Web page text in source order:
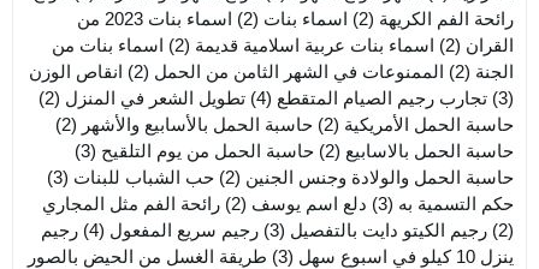
رائحة الفم الكريهة (2) اسماء بنات (2)
اسماء بنات 2023 من
القران (2) اسماء بنات عربية اسلامية قديمة (2)
اسماء بنات من
الجنة (2) الممنوعات في الشهر الثامن من الحمل (2)
انقاص الوزن
(3)
تجارب رجيم الصيام المتقطع (4) تطويل الشعر في المنزل (2)
حاسبة الحمل الأمريكية (2) حاسبة الحمل بالأسابيع والأشهر (2)
حاسبة الحمل بالاسابيع (2) حاسبة الحمل من يوم التلقيح (3)
حاسبة الحمل والولادة وجنس الجنين (2) حب الشباب للبنات (3)
حكم التسمية به (3) دلع اسم يوسف (2)
رائحة الفم مثل المجاري
(2)
رجيم الكيتو دايت بالتفصيل (3) رجيم سريع المفعول (4)
رجيم
ينزل 10 كيلو في اسبوع سهل
(3)
طريقة الغسل من الحيض بالصور